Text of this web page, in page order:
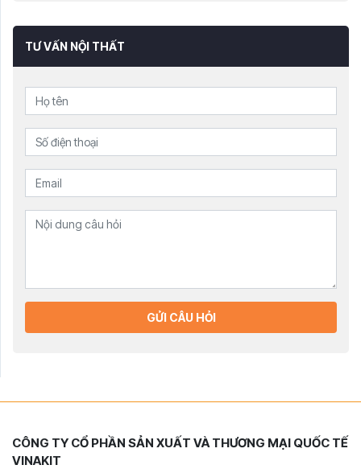
TƯ VẤN NỘI THẤT
GỬI CÂU HỎI
CÔNG TY CỔ PHẦN SẢN XUẤT VÀ THƯƠNG MẠI QUỐC TẾ
VINAKIT